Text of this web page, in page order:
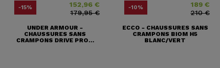
-15% 152,96 €
Prix ​​habituel
179,95 €
UNDER ARMOUR -
CHAUSSURES SANS
CRAMPONS DRIVE PRO...
-10% 189 €
Prix ​​habituel
210 €
ECCO - CHAUSSURES SANS
CRAMPONS BIOM H5
BLANC/VERT